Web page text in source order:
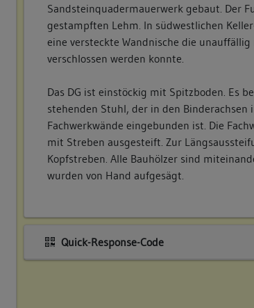
Sandsteinquadermauerwerk gebaut. Der
gestampften Lehm. In südwestlichen
eine versteckte Wandnische die
verschlossen werden konnte.
Das DG ist einstöckig mit Spitzboden. Es
stehenden Stuhl, der in den Binderachsen
Fachwerkwände eingebunden ist. Die
mit Streben ausgesteift. Zur
Kopfstreben. Alle Bauhölzer sind
wurden von Hand aufgesägt.
Quick-Response-Code